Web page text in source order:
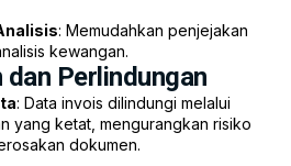
: Memudahkan penjejakan
kewangan.
Perlindungan
: Data invois dilindungi melalui
yang ketat, mengurangkan risiko
dokumen.